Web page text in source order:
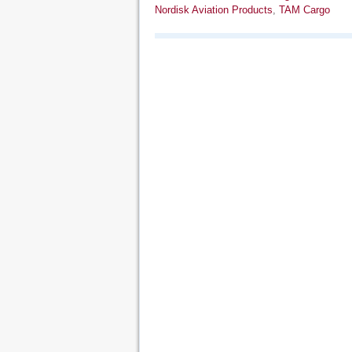
Nordisk Aviation Products, TAM Cargo